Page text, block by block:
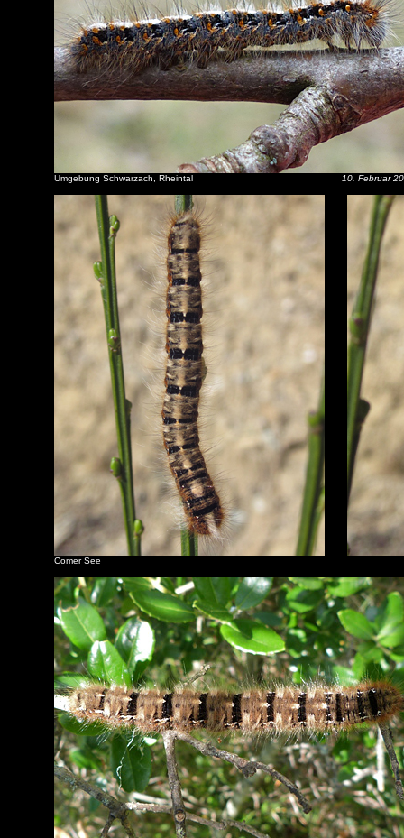
Umgebung Schwarzach, Rheintal 10. Februar
Comer See